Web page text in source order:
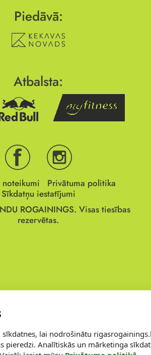
Piedāvā:
Atbalsta:
noteikumi
Privātuma politika
Sīkdatņu iestatījumi
ROGAININGS. Visas tiesības
rezervētas.
sīkdatnes, lai nodrošinātu
pieredzi. Analītiskās un mārketinga